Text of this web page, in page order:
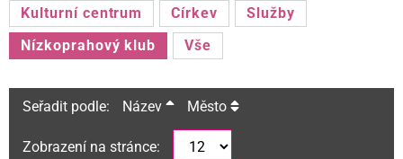
Kulturní centrum
Církev
Služby
Nízkoprahový klub
Vše
Seřadit podle: Název Město
Zobrazení na stránce: